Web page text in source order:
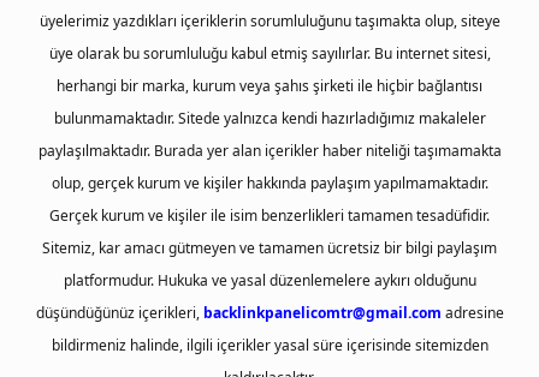
üyelerimiz yazdıkları içeriklerin sorumluluğunu taşımakta olup, siteye
üye olarak bu sorumluluğu kabul etmiş sayılırlar. Bu internet sitesi,
herhangi bir marka, kurum veya şahıs şirketi ile hiçbir bağlantısı
bulunmamaktadır. Sitede yalnızca kendi hazırladığımız makaleler
paylaşılmaktadır. Burada yer alan içerikler haber niteliği taşımamakta
olup, gerçek kurum ve kişiler hakkında paylaşım yapılmamaktadır.
Gerçek kurum ve kişiler ile isim benzerlikleri tamamen tesadüfidir.
Sitemiz, kar amacı gütmeyen ve tamamen ücretsiz bir bilgi paylaşım
platformudur. Hukuka ve yasal düzenlemelere aykırı olduğunu
düşündüğünüz içerikleri, backlinkpanelicomtr@gmail.com adresine
bildirmeniz halinde, ilgili içerikler yasal süre içerisinde sitemizden